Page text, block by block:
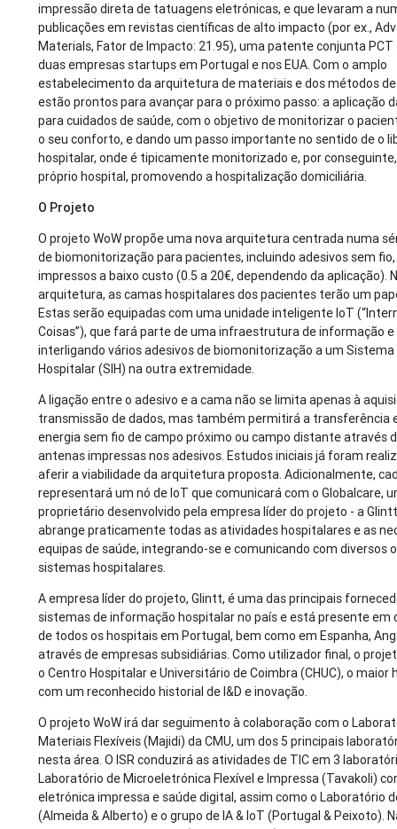
impressão direta de tatuagens eletrónicas, e que levaram a
publicações em revistas científicas de alto impacto (por ex.,
Materials, Fator de Impacto: 21.95), uma patente conjunta PCT
duas empresas startups em Portugal e nos EUA. Com o amplo
estabelecimento da arquitetura de materiais e dos métodos
estão prontos para avançar para o próximo passo: a aplicação
para cuidados de saúde, com o objetivo de monitorizar o
o seu conforto, e dando um passo importante no sentido de o
hospitalar, onde é tipicamente monitorizado e, por
próprio hospital, promovendo a hospitalização domiciliária.
O Projeto
O projeto WoW propõe uma nova arquitetura centrada numa
de biomonitorização para pacientes, incluindo adesivos sem
impressos a baixo custo (0.5 a 20€, dependendo da aplicação).
arquitetura, as camas hospitalares dos pacientes terão um
Estas serão equipadas com uma unidade inteligente IoT
Coisas”), que fará parte de uma infraestrutura de informação
interligando vários adesivos de biomonitorização a um
Hospitalar (SIH) na outra extremidade.
A ligação entre o adesivo e a cama não se limita apenas à
transmissão de dados, mas também permitirá a transferência
energia sem fio de campo próximo ou campo distante através
antenas impressas nos adesivos. Estudos iniciais já foram
aferir a viabilidade da arquitetura proposta. Adicionalmente,
representará um nó de IoT que comunicará com o Globalcare,
proprietário desenvolvido pela empresa líder do projeto - a
abrange praticamente todas as atividades hospitalares e as
equipas de saúde, integrando-se e comunicando com diversos
sistemas hospitalares.
A empresa líder do projeto, Glintt, é uma das principais
sistemas de informação hospitalar no país e está presente em
de todos os hospitais em Portugal, bem como em Espanha,
através de empresas subsidiárias. Como utilizador final, o
o Centro Hospitalar e Universitário de Coimbra (CHUC), o maior
com um reconhecido historial de I&D e inovação.
O projeto WoW irá dar seguimento à colaboração com o
Materiais Flexíveis (Majidi) da CMU, um dos 5 principais
nesta área. O ISR conduzirá as atividades de TIC em 3
Laboratório de Microeletrónica Flexível e Impressa (Tavakoli)
eletrónica impressa e saúde digital, assim como o Laboratório
(Almeida & Alberto) e o grupo de IA & IoT (Portugal & Peixoto).